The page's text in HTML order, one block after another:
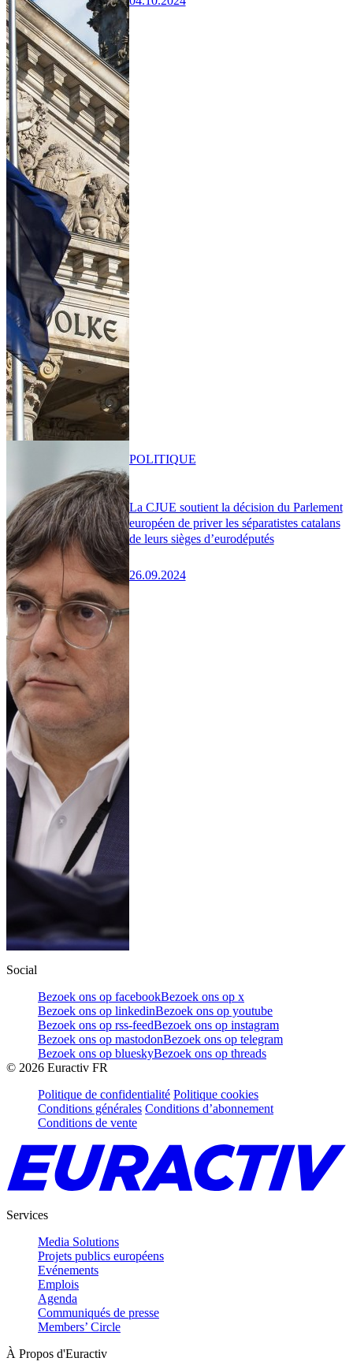
La CJUE soutient la décision du Parlement
européen de priver les séparatistes catalans
de leurs sièges d’eurodéputés
26.09.2024
POLITIQUE
Social
Bezoek ons op facebookBezoek ons op x
Bezoek ons op linkedinBezoek ons op youtube
Bezoek ons op rss-feedBezoek ons op instagram
Bezoek ons op mastodonBezoek ons op telegram
Bezoek ons op blueskyBezoek ons op threads
© 2026 Euractiv FR
Politique de confidentialité Politique cookies
Conditions générales Conditions d’abonnement
Conditions de vente
Services
Media Solutions
Projets publics européens
Evénements
Emplois
Agenda
Communiqués de presse
Members’ Circle
À Propos d'Euractiv